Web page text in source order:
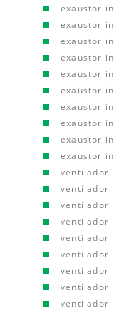
exaustor
exaustor
exaustor
exaustor
exaustor
exaustor
exaustor
exaustor
exaustor
exaustor
ventilador
ventilador
ventilador
ventilador
ventilador
ventilador
ventilador
ventilador
ventilador